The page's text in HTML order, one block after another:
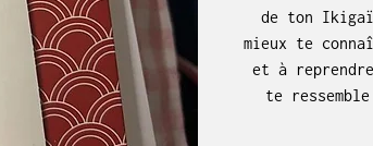
de ton
mieux te
et à
te